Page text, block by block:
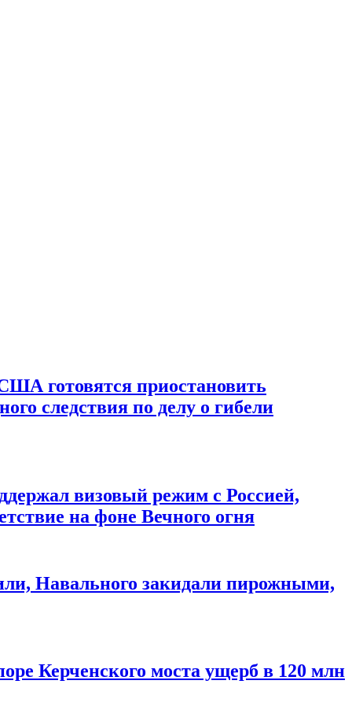
готовятся приостановить
следствия по делу о гибели
визовый режим с Россией,
на фоне Вечного огня
Навального закидали пирожными,
Керченского моста ущерб в 120 млн